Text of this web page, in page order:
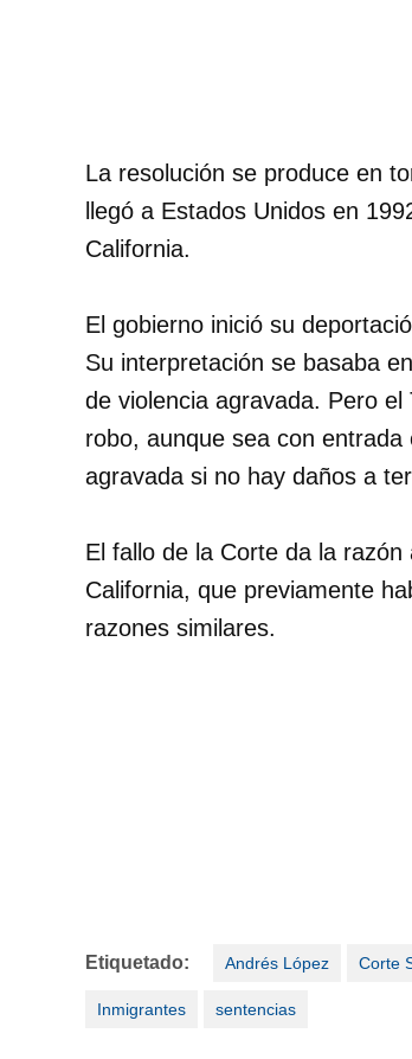
La resolución se produce en
llegó a Estados Unidos en
California.
El gobierno inició su
Su interpretación se basaba
de violencia agravada. Pero
robo, aunque sea con
agravada si no hay daños a
El fallo de la Corte da la
California, que previamente
razones similares.
Etiquetado: Andrés López Corte
Inmigrantes sentencias